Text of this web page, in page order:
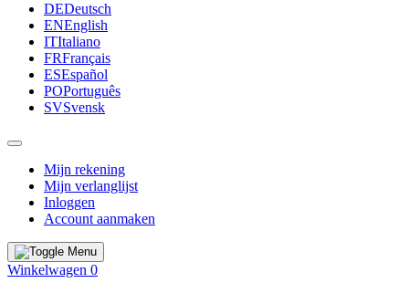
DEDeutsch
ENEnglish
ITItaliano
FRFrançais
ESEspañol
POPortuguês
SVSvensk
Mijn rekening
Mijn verlanglijst
Inloggen
Account aanmaken
Winkelwagen 0